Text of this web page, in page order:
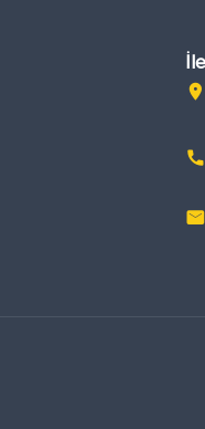
location_on
phone
email